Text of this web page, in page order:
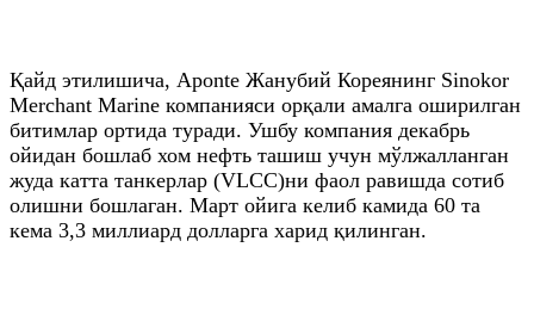
Қайд этилишича, Aponte Жанубий Кореянинг Sinokor
Merchant Marine компанияси орқали амалга оширилган
битимлар ортида туради. Ушбу компания декабрь
ойидан бошлаб хом нефть ташиш учун мўлжалланган
жуда катта танкерлар (VLCC)ни фаол равишда сотиб
олишни бошлаган. Март ойига келиб камида 60 та
кема 3,3 миллиард долларга харид қилинган.